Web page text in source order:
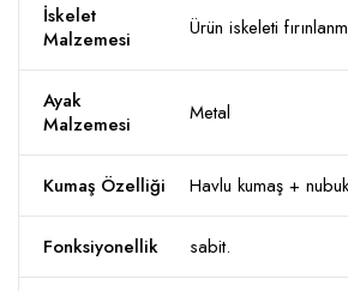
İskelet
Malzemesi
Ürün iskeleti
Ayak
Malzemesi
Metal
Kumaş Özelliği Havlu kumaş +
Fonksiyonellik sabit.